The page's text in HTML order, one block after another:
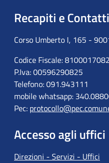
Recapiti e Contatti
Corso Umberto I, 165 -
Codice Fiscale:
P.Iva: 00596290825
Telefono: 091.943111
mobile whatsapp:
Pec:
Accesso agli uffici
Direzioni - Servizi - Uffici